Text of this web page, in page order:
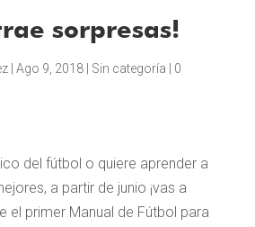
sorpresas!
| Ago 9, 2018| Sin categoría
0
del fútbol o quiere aprender a
a partir de junio ¡vas a
el primer Manual de Fútbol para